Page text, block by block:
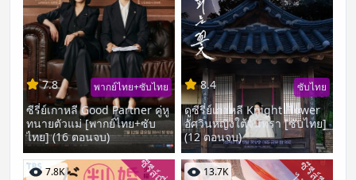
7.8 พากย์ไทย+ซับไทย
ซีรี่ย์เกาหลี Good Partner คู่หู
ทนายตัวแม่ [พากย์ไทย+ซับ
ไทย] (16 ตอนจบ)
8.4 ซับไทย
ดูซีรี่ย์เกาหลี Knight Flower
อัศวินหญิงใต้จันทรา [ซับไทย]
(12 ตอนจบ)
7.8K 13.7K